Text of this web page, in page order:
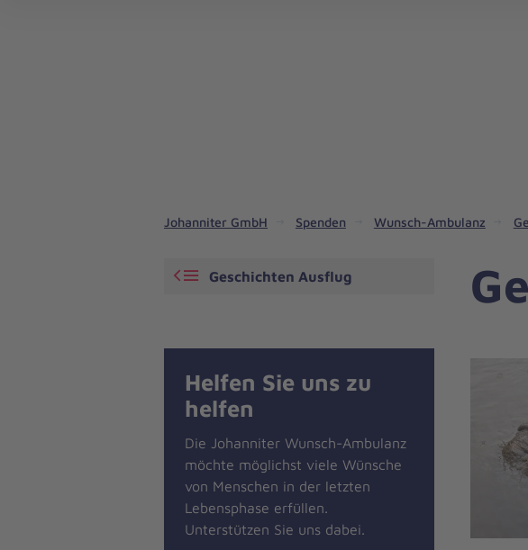
Johanniter GmbH Spenden Wunsch-Ambulanz
Geschichten Ausflug
Helfen Sie uns zu
helfen
Die Johanniter Wunsch-Ambulanz
möchte möglichst viele Wünsche
von Menschen in der letzten
Lebensphase erfüllen.
Unterstützen Sie uns dabei.